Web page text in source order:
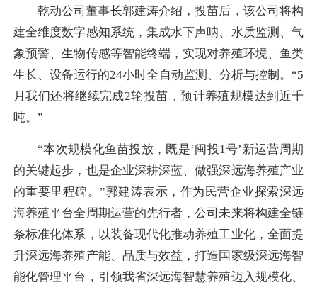
乾动公司董事长郭建涛介绍，投苗后，该公司将构
建全维度数字感知系统，集成水下声呐、水质监测、气
象预警、生物传感等智能终端，实现对养殖环境、鱼类
生长、设备运行的24小时全自动监测、分析与控制。“5
月我们还将继续完成2轮投苗，预计养殖规模达到近千
吨。”
“本次规模化鱼苗投放，既是‘闽投1号’新运营周期
的关键起步，也是企业深耕深蓝、做强深远海养殖产业
的重要里程碑。”郭建涛表示，作为民营企业探索深远
海养殖平台全周期运营的先行者，公司未来将构建全链
条标准化体系，以装备现代化推动养殖工业化，全面提
升深远海养殖产能、品质与效益，打造国家级深远海智
能化管理平台，引领我省深远海智慧养殖迈入规模化、